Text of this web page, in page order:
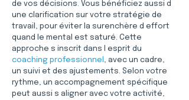
de vos décisions. Vous bénéficiez aussi d
une clarification sur votre stratégie de
travail, pour éviter la surenchère d effort
quand le mental est saturé. Cette
approche s inscrit dans l esprit du
coaching professionnel , avec un cadre,
un suivi et des ajustements. Selon votre
rythme, un accompagnement spécifique
peut aussi s aligner avec votre activité,